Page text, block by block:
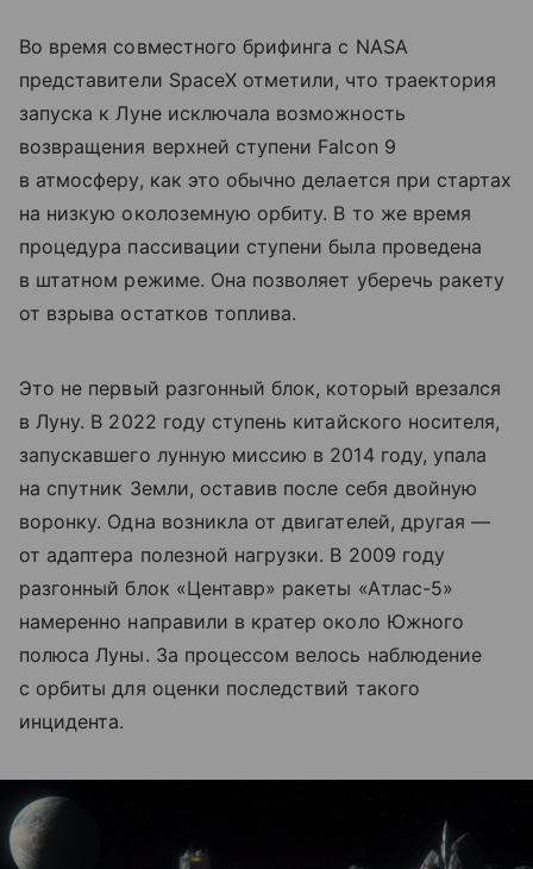
Во время совместного брифинга с NASA
представители SpaceX отметили, что траектория
запуска к Луне исключала возможность
возвращения верхней ступени Falcon 9
в атмосферу, как это обычно делается при стартах
на низкую околоземную орбиту. В то же время
процедура пассивации ступени была проведена
в штатном режиме. Она позволяет уберечь ракету
от взрыва остатков топлива.
Это не первый разгонный блок, который врезался
в Луну. В 2022 году ступень китайского носителя,
запускавшего лунную миссию в 2014 году, упала
на спутник Земли, оставив после себя двойную
воронку. Одна возникла от двигателей, другая —
от адаптера полезной нагрузки. В 2009 году
разгонный блок «Центавр» ракеты «Атлас-5»
намеренно направили в кратер около Южного
полюса Луны. За процессом велось наблюдение
с орбиты для оценки последствий такого
инцидента.